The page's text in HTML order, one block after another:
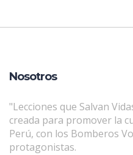
Nosotros
"Lecciones que Salvan
creada para promover la
Perú, con los Bomberos
protagonistas.